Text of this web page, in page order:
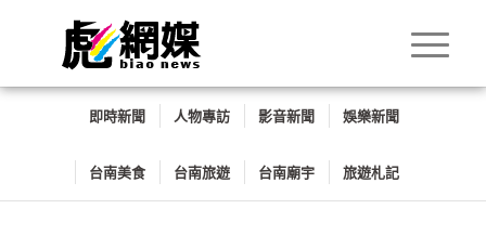
即時新聞 人物專訪 影音新聞 娛樂新聞
台南美食 台南旅遊 台南廟宇 旅遊札記